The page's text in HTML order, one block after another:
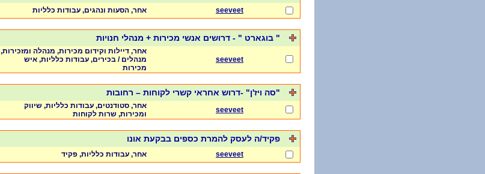
seeveet אחר, הסעות ונהגים, עבודות כלליות
" בוגארט " - דרושים אנשי מכירות + מנהלי חנויות
seeveet
אחר, דיילות וקידום מכירות, מנהלה ומזכירות,
מנהלים / בכירים, עבודות כלליות, איש
מכירות
"סה ויז'ן" -דרוש אחראי קשרי לקוחות – רחובות
seeveet
אחר, סטודנטים, עבודות כלליות, שיווק
ומכירות, שרות לקוחות
פקיד/ה לעסק להמרת כספים בבקעת אונו
seeveet אחר, עבודות כלליות, פקיד